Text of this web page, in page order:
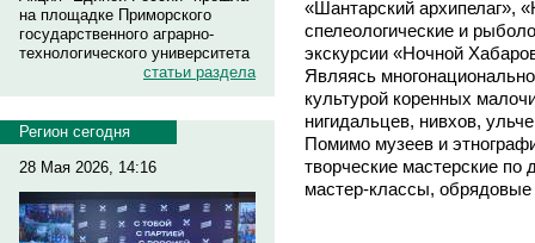
на площадке Приморского
государственного аграрно-
технологического университета
статьи раздела
Регион сегодня
28 Мая 2026, 14:16
«Шантарский архипелаг»,
спелеологические и
экскурсии «Ночной
Являясь
культурой коренных
нигидальцев, нивхов,
Помимо музеев и
творческие мастерские по
мастер-классы,